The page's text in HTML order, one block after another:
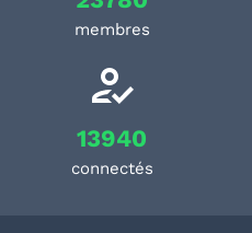
membres
13940
connectés